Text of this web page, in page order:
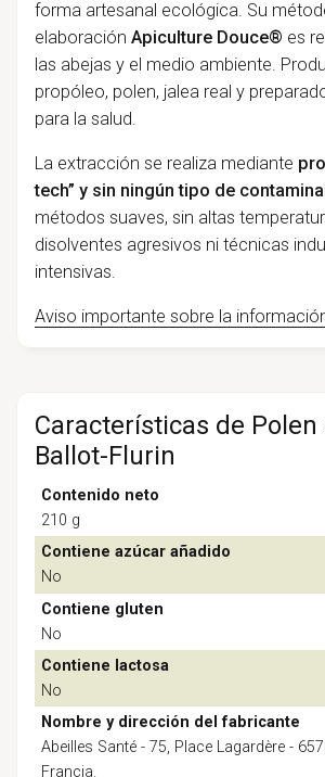
forma artesanal ecológica. Su
elaboración Apiculture Douce® es
las abejas y el medio ambiente.
propóleo, polen, jalea real y
para la salud.
La extracción se realiza mediante
tech” y sin ningún tipo de
métodos suaves, sin altas
disolventes agresivos ni técnicas
intensivas.
Aviso importante sobre la
Características de Polen
Ballot-Flurin
Contenido neto
210 g
Contiene azúcar añadido
No
Contiene gluten
No
Contiene lactosa
No
Nombre y dirección del fabricante
Abeilles Santé - 75, Place Lagardère -
Francia.